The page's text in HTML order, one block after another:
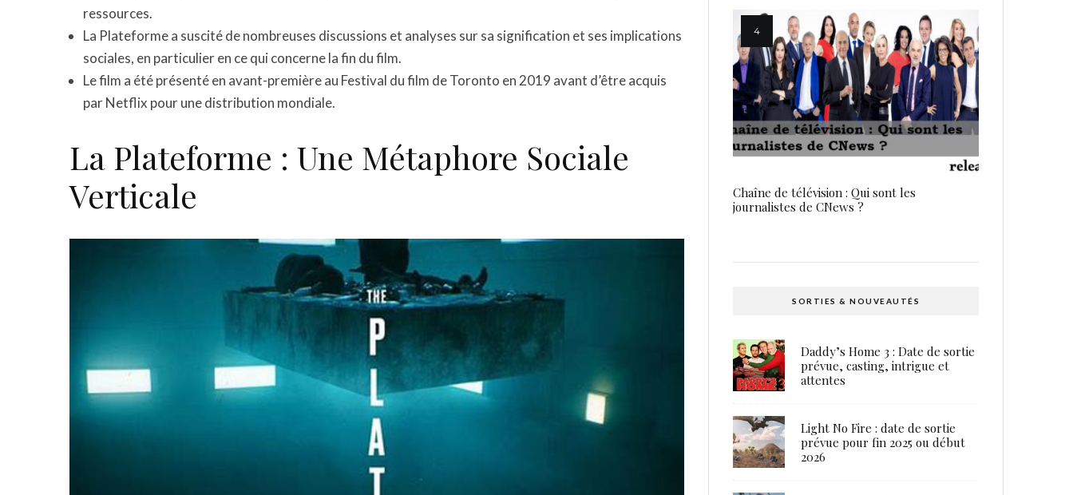
ressources.
La Plateforme a suscité de nombreuses discussions et analyses sur sa signification et ses implications
sociales, en particulier en ce qui concerne la fin du film.
Le film a été présenté en avant-première au Festival du film de Toronto en 2019 avant d’être acquis
par Netflix pour une distribution mondiale.
La Plateforme : Une Métaphore Sociale
Verticale
Chaîne de télévision : Qui sont les
journalistes de CNews ?
SORTIES & NOUVEAUTÉS
Daddy’s Home 3 : Date de sortie
prévue, casting, intrigue et
attentes
Light No Fire : date de sortie
prévue pour fin 2025 ou début
2026